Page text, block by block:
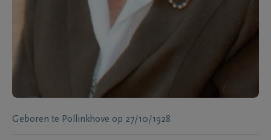
Geboren te Pollinkhove op 27/10/1928